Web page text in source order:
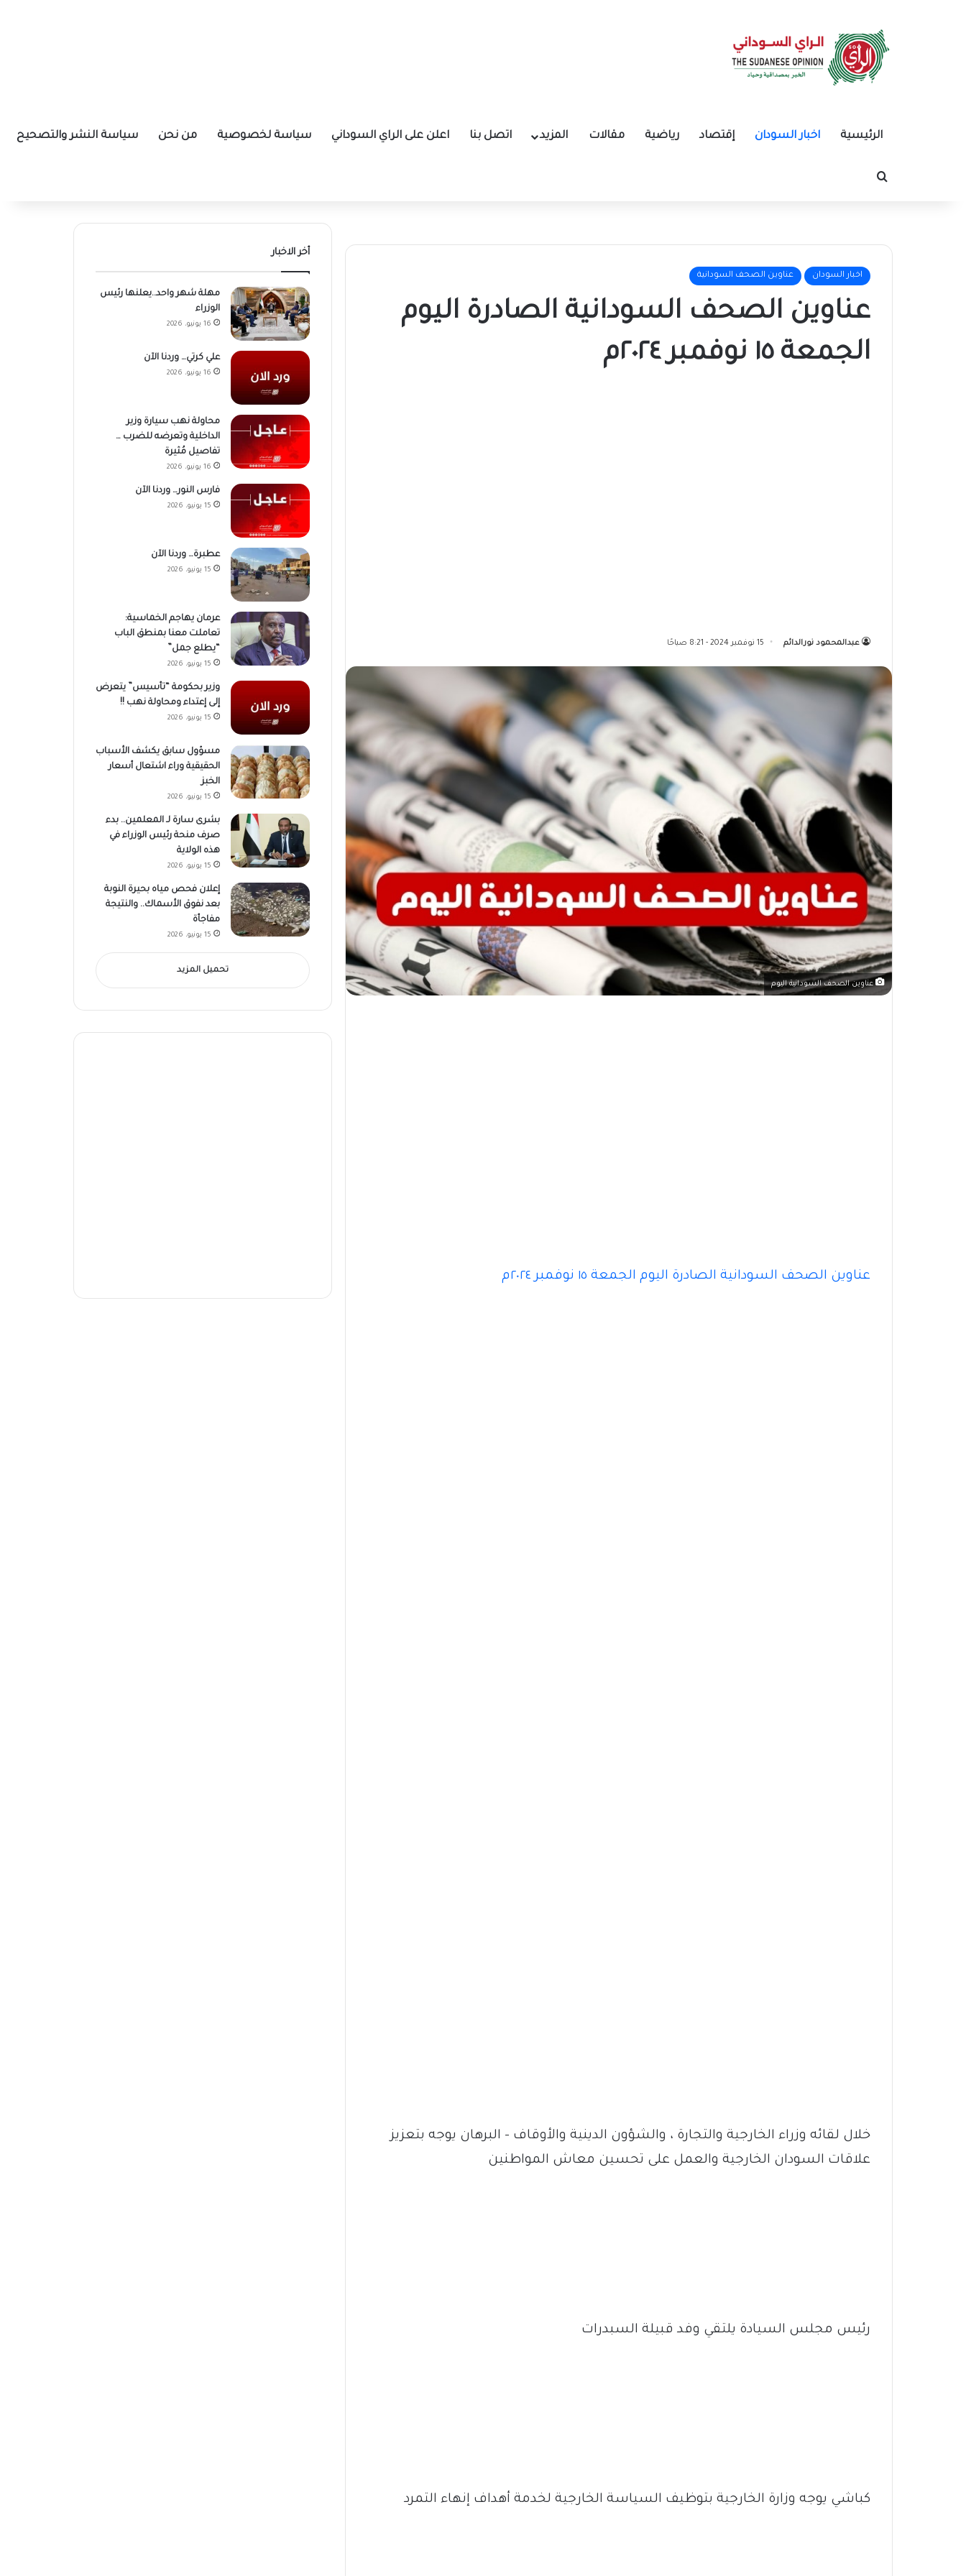
الرئيسية اخبار السودان إقتصاد رياضية مقالات المزيد اتصل بنا اعلن على الراي السوداني سياسة لخصوصية من نحن سياسة النشر والتصحيح
بحث عن
اخبار السودان عناوين الصحف السودانية
عناوين الصحف السودانية الصادرة اليوم
الجمعة ١٥ نوفمبر ٢٠٢٤م
عبدالمحمود نورالدائم 15 نوفمبر 2024 - 8:21 صباحًا
عناوين الصحف السودانية اليوم
عناوين الصحف السودانية الصادرة اليوم الجمعة ١٥ نوفمبر ٢٠٢٤م
خلال لقائه وزراء الخارجية والتجارة ، والشؤون الدينية والأوقاف – البرهان يوجه بتعزيز
علاقات السودان الخارجية والعمل على تحسين معاش المواطنين
رئيس مجلس السيادة يلتقي وفد قبيلة السبدرات
كباشي يوجه وزارة الخارجية بتوظيف السياسة الخارجية لخدمة أهداف إنهاء التمرد
أخر الاخبار
مهلة شهر واحد..يعلنها رئيس
الوزراء
16 يونيو، 2026
علي كرتي… وردنا الآن
16 يونيو، 2026
محاولة نهب سيارة وزير
الداخلية وتعرضه للضرب …
تفاصيل مُثيرة
16 يونيو، 2026
فارس النور… وردنا الآن
15 يونيو، 2026
عطبرة… وردنا الآن
15 يونيو، 2026
عرمان يهاجم الخماسية:
تعاملت معنا بمنطق الباب
“يطلع جمل”
15 يونيو، 2026
وزير بحكومة “تأسيس” يتعرض
إلى إعتداء ومحاولة نهب !!
15 يونيو، 2026
مسؤول سابق يكشف الأسباب
الحقيقية وراء اشتعال أسعار
الخبز
15 يونيو، 2026
بشرى سارة لـ المعلمين.. بدء
صرف منحة رئيس الوزراء في
هذه الولاية
15 يونيو، 2026
إعلان فحص مياه بحيرة النوبة
بعد نفوق الأسماك.. والنتيجة
مفاجأة
15 يونيو، 2026
تحميل المزيد